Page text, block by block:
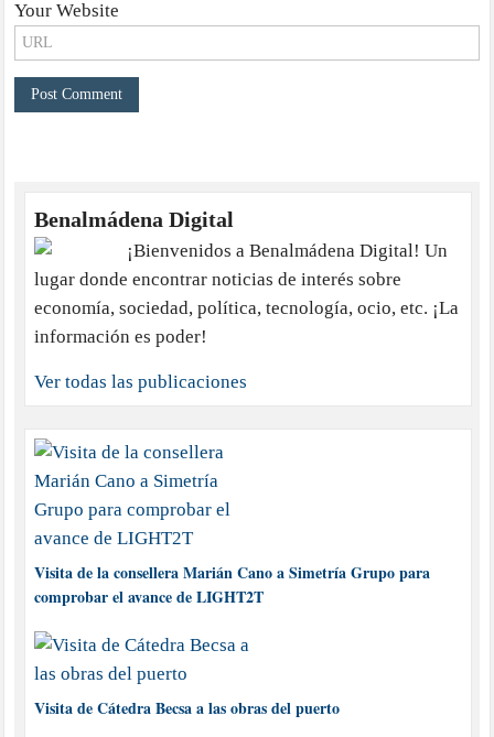
Your Website
Benalmádena Digital
¡Bienvenidos a Benalmádena Digital! Un
lugar donde encontrar noticias de interés sobre
economía, sociedad, política, tecnología, ocio, etc. ¡La
información es poder!
Ver todas las publicaciones
Visita de la consellera Marián Cano a Simetría Grupo para
comprobar el avance de LIGHT2T
Visita de Cátedra Becsa a las obras del puerto